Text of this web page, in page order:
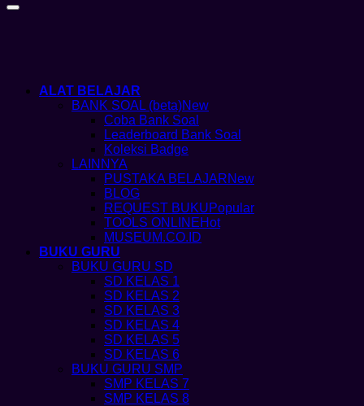
ALAT BELAJAR
BANK SOAL (beta)
Coba Bank Soal
Leaderboard Bank Soal
Koleksi Badge
LAINNYA
PUSTAKA BELAJAR
BLOG
REQUEST BUKU
TOOLS ONLINE
MUSEUM.CO.ID
BUKU GURU
BUKU GURU SD
SD KELAS 1
SD KELAS 2
SD KELAS 3
SD KELAS 4
SD KELAS 5
SD KELAS 6
BUKU GURU SMP
SMP KELAS 7
SMP KELAS 8